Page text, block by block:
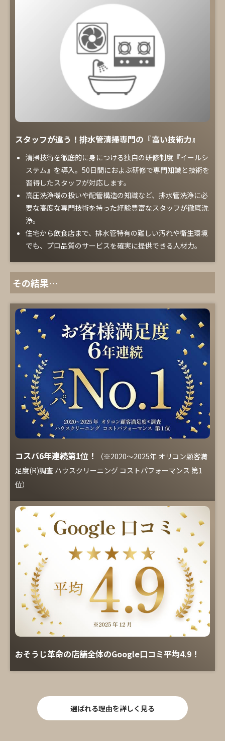
スタッフが違う！排水管清掃専門の『高い技術力』
清掃技術を徹底的に身につける独自の研修制度『イールシ
ステム』を導入。50日間におよぶ研修で専門知識と技術を
習得したスタッフが対応します。
高圧洗浄機の扱いや配管構造の知識など、排水管洗浄に必
要な高度な専門技術を持った経験豊富なスタッフが徹底洗
浄。
住宅から飲食店まで、排水管特有の難しい汚れや衛生環境
でも、プロ品質のサービスを確実に提供できる人材力。
その結果…
コスパ6年連続第1位！
（※2020～2025年 オリコン顧客満
足度(R)調査 ハウスクリーニング コストパフォーマンス 第1
位）
おそうじ革命の店舗全体のGoogle口コミ平均4.9！
選ばれる理由を詳しく見る